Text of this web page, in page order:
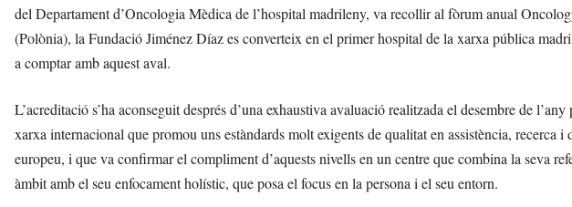
del Departament d’Oncologia Mèdica de l’hospital madrileny, va recollir al fòrum anual
(Polònia), la Fundació Jiménez Díaz es converteix en el primer hospital de la xarxa pública
a comptar amb aquest aval.
L’acreditació s’ha aconseguit després d’una exhaustiva avaluació realitzada el desembre de
xarxa internacional que promou uns estàndards molt exigents de qualitat en assistència, recerca i
europeu, i que va confirmar el compliment d’aquests nivells en un centre que combina la seva
àmbit amb el seu enfocament holístic, que posa el focus en la persona i el seu entorn.